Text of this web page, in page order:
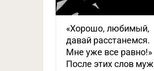
«Хорошо, любимый,
давай расстанемся.
Мне уже все равно!»
После этих слов муж